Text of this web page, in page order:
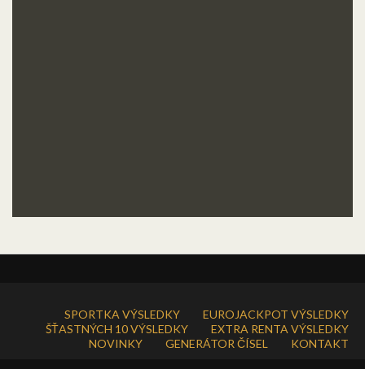
SPORTKA VÝSLEDKY
EUROJACKPOT VÝSLEDKY
ŠŤASTNÝCH 10 VÝSLEDKY
EXTRA RENTA VÝSLEDKY
NOVINKY
GENERÁTOR ČÍSEL KONTAKT